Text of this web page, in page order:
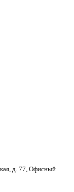
д. 77, Офисный